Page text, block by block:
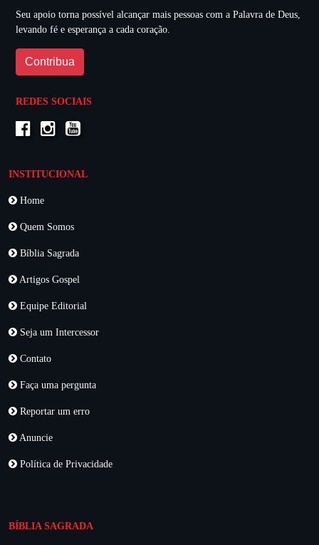
Seu apoio torna possível alcançar mais pessoas com a Palavra de Deus,
levando fé e esperança a cada coração.
Contribua
REDES SOCIAIS
INSTITUCIONAL
Home
Quem Somos
Bíblia Sagrada
Artigos Gospel
Equipe Editorial
Seja um Intercessor
Contato
Faça uma pergunta
Reportar um erro
Anuncie
Política de Privacidade
BÍBLIA SAGRADA